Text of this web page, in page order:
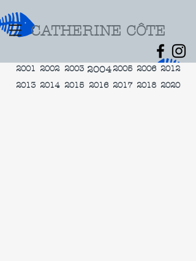
CATHERINE CÔTE
2001
2013
2002
2014
2003
2015
2004
2016
2005
2017
2006
2018
2012
2020